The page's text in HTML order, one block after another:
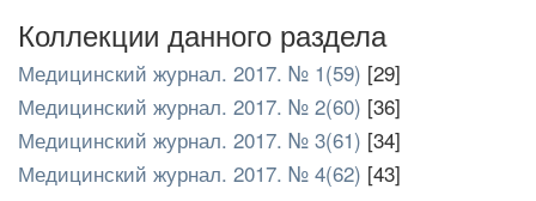
Коллекции данного раздела
Медицинский журнал. 2017. № 1(59) [29]
Медицинский журнал. 2017. № 2(60) [36]
Медицинский журнал. 2017. № 3(61) [34]
Медицинский журнал. 2017. № 4(62) [43]